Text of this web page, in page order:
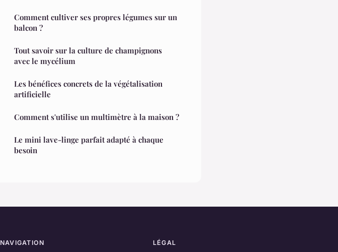
Comment cultiver ses propres légumes sur un
balcon ?
Tout savoir sur la culture de champignons
avec le mycélium
Les bénéfices concrets de la végétalisation
artificielle
Comment s'utilise un multimètre à la maison ?
Le mini lave-linge parfait adapté à chaque
besoin
NAVIGATION LÉGAL